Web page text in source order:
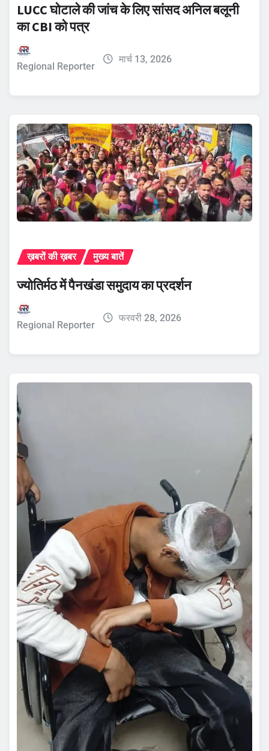
LUCC घोटाले की जांच के लिए सांसद अनिल बलूनी
का CBI को पत्र
Regional Reporter
मार्च 13, 2026
ख़बरों की ख़बर मुख्य बातें
ज्योतिर्मठ में पैनखंडा समुदाय का प्रदर्शन
Regional Reporter
फरवरी 28, 2026